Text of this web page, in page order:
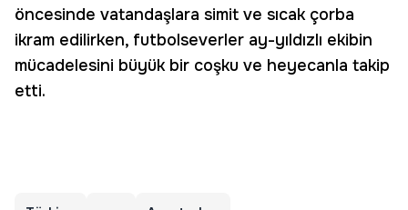
öncesinde vatandaşlara simit ve sıcak çorba
ikram edilirken, futbolseverler ay-yıldızlı ekibin
mücadelesini büyük bir coşku ve heyecanla takip
etti.